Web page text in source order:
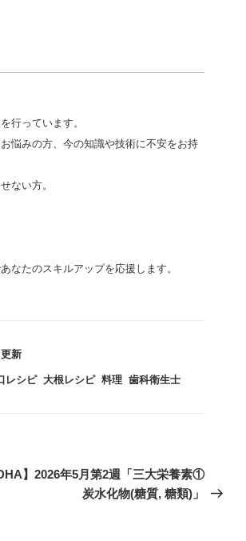
行っています。
悩みの方、今の知識や技術に不安をお持
ない方。
なたのスキルアップを応援します。
新
レシピ,大根レシピ,料理 ,歯科衛生士
】2026年5月第2週「三大栄養素①
炭水化物(糖質, 糖類)」